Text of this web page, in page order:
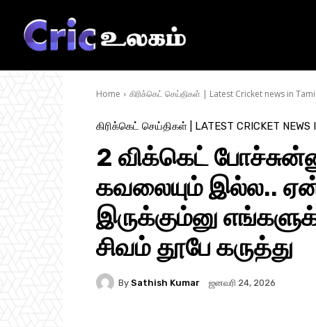
Home கிரிக்கெட் செய்திகள் | Latest Cricket news in Tamil
கிரிக்கெட் செய்திகள் | LATEST CRICKET NEWS
2 விக்கெட்
கவலையும் இல்ல..
இருக்கும்னு
சிவம் தூபே கருத்து
By Sathish Kumar ஜனவரி 24, 2026